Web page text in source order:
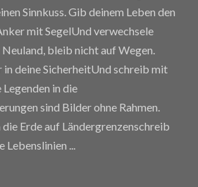
Sinnkuss. Gib deinem Leben den
mit SegelUnd verwechsele
bleib nicht auf Wegen.
in deine SicherheitUnd schreib mit
in die
sind Bilder ohne Rahmen.
die Erde auf Ländergrenzenschreib
Lebenslinien